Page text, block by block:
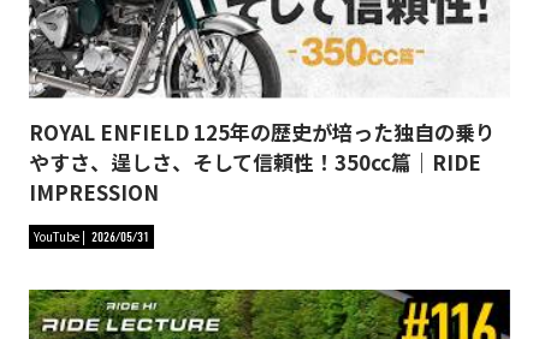
ROYAL ENFIELD 125年の歴史が培った独自の乗り
やすさ、逞しさ、そして信頼性！350cc篇｜RIDE
IMPRESSION
YouTube 2026/05/31